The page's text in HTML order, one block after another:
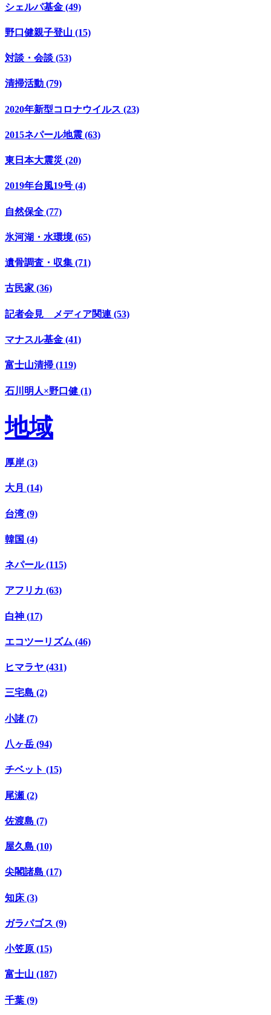
シェルパ基金 (49)
野口健親子登山 (15)
対談・会談 (53)
清掃活動 (79)
2020年新型コロナウイルス (23)
2015ネパール地震 (63)
東日本大震災 (20)
2019年台風19号 (4)
自然保全 (77)
氷河湖・水環境 (65)
遺骨調査・収集 (71)
古民家 (36)
記者会見 メディア関連 (53)
マナスル基金 (41)
富士山清掃 (119)
石川明人×野口健 (1)
地域
厚岸 (3)
大月 (14)
台湾 (9)
韓国 (4)
ネパール (115)
アフリカ (63)
白神 (17)
エコツーリズム (46)
ヒマラヤ (431)
三宅島 (2)
小諸 (7)
八ヶ岳 (94)
チベット (15)
尾瀬 (2)
佐渡島 (7)
屋久島 (10)
尖閣諸島 (17)
知床 (3)
ガラパゴス (9)
小笠原 (15)
富士山 (187)
千葉 (9)